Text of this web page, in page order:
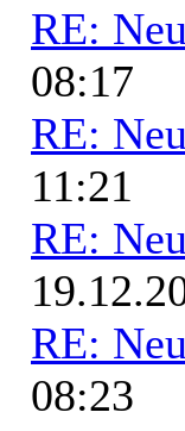
RE:
08:17
RE:
11:21
RE:
RE:
08:23